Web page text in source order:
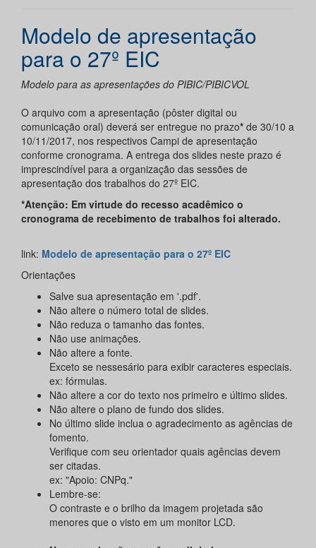
Modelo de apresentação
para o 27º EIC
Modelo para as apresentações do PIBIC/PIBICVOL
O arquivo com a apresentação (pôster digital ou
comunicação oral) deverá ser entregue no prazo* de 30/10 a
10/11/2017, nos respectivos Campi de apresentação
conforme cronograma. A entrega dos slides neste prazo é
imprescindível para a organização das sessões de
apresentação dos trabalhos do 27º EIC.
*Atenção: Em virtude do recesso acadêmico o
cronograma de recebimento de trabalhos foi alterado.
link: Modelo de apresentação para o 27º EIC
Orientações
Salve sua apresentação em '.pdf'.
Não altere o número total de slides.
Não reduza o tamanho das fontes.
Não use animações.
Não altere a fonte.
Exceto se nessesário para exibir caracteres especiais.
ex: fórmulas.
Não altere a cor do texto nos primeiro e último slides.
Não altere o plano de fundo dos slides.
No último slide inclua o agradecimento as agências de
fomento.
Verifique com seu orientador quais agências devem
ser citadas.
ex: "Apoio: CNPq."
Lembre-se:
O contraste e o brilho da imagem projetada são
menores que o visto em um monitor LCD.